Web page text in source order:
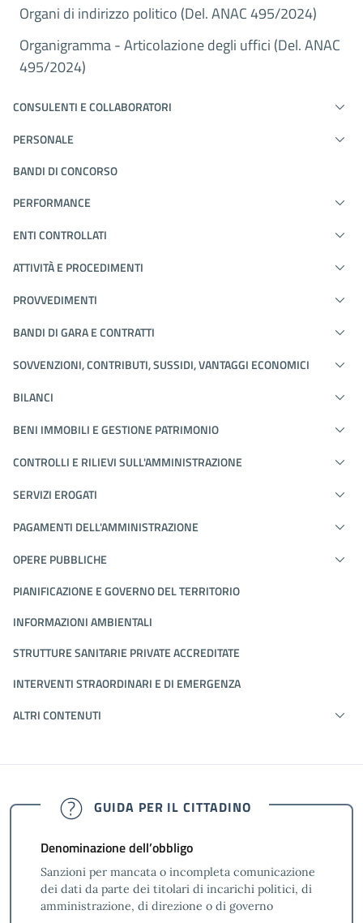
Organi di indirizzo politico (Del. ANAC 495/2024)
Organigramma - Articolazione degli uffici (Del. ANAC
495/2024)
CONSULENTI E COLLABORATORI
PERSONALE
BANDI DI CONCORSO
PERFORMANCE
ENTI CONTROLLATI
ATTIVITÀ E PROCEDIMENTI
PROVVEDIMENTI
BANDI DI GARA E CONTRATTI
SOVVENZIONI, CONTRIBUTI, SUSSIDI, VANTAGGI ECONOMICI
BILANCI
BENI IMMOBILI E GESTIONE PATRIMONIO
CONTROLLI E RILIEVI SULL'AMMINISTRAZIONE
SERVIZI EROGATI
PAGAMENTI DELL'AMMINISTRAZIONE
OPERE PUBBLICHE
PIANIFICAZIONE E GOVERNO DEL TERRITORIO
INFORMAZIONI AMBIENTALI
STRUTTURE SANITARIE PRIVATE ACCREDITATE
INTERVENTI STRAORDINARI E DI EMERGENZA
ALTRI CONTENUTI
GUIDA PER IL CITTADINO
Denominazione dell’obbligo
Sanzioni per mancata o incompleta comunicazione
dei dati da parte dei titolari di incarichi politici, di
amministrazione, di direzione o di governo